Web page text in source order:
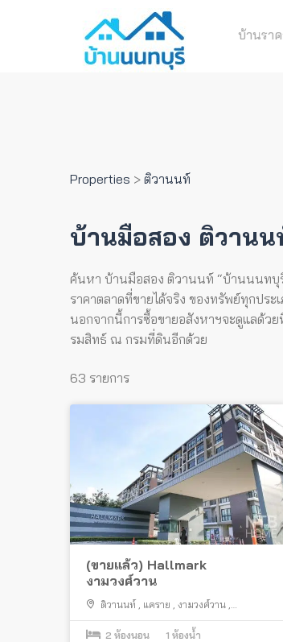
บ้านรา
Properties > ติวานนท์
บ้านมือสอง ติวานน
ค้นหา บ้านมือสอง ติวานนท์ “บ้านนนทบุรี
ราคาตลาดที่ขายได้จริง ของทรัพย์ทุกประ
นอกจากนี้การซื้อขายอสังหาฯจะดูแลด้ว
รมสิทธ์ ณ กรมที่ดินอีกด้วย
63 รายการ
(ขายแล้ว) Hallmark
งามวงศ์วาน
ติวานนท์ แคราย งามวงศ์วาน
รัตนาธิเบศร์ , สะพานพระราม 5 ,
เมืองนนทบุรี
2 ห้องนอน 1 ห้องน้ำ